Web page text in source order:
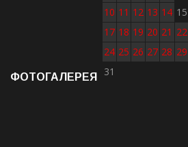
10 11 12 13 14 15
17 18 19 20 21 22
24 25 26 27 28 29
31
ФОТОГАЛЕРЕЯ